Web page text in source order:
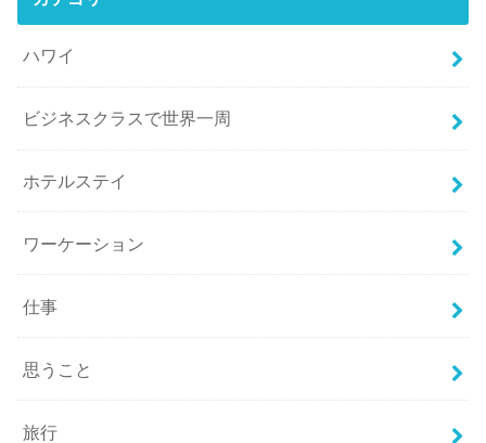
ハワイ
ビジネスクラスで世界一周
ホテルステイ
ワーケーション
仕事
思うこと
旅行